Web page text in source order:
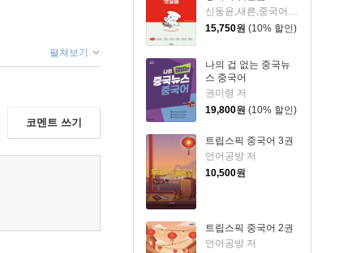
신동윤,새른,중국어 편집부 저
15,750원 (10% 할인)
나의 겁 없는 중국뉴
스 중국어
권미령 저
19,800원 (10% 할인)
트립스픽 중국어 3권
언어공방 저
10,500원
트립스픽 중국어 2권
언어공방 저
펼쳐보기
코멘트 쓰기